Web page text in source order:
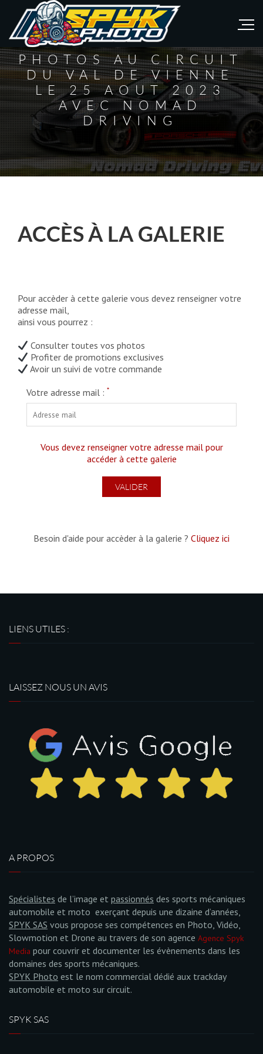
PHOTOS AU CIRCUIT
DU VAL DE VIENNE
LE 25 AOUT 2023
AVEC NOMAD
DRIVING
ACCÈS À LA GALERIE
Pour accèder à cette galerie vous devez renseigner votre
adresse mail,
ainsi vous pourrez :
Consulter toutes vos photos
Profiter de promotions exclusives
Avoir un suivi de votre commande
Votre adresse mail : *
Vous devez renseigner votre adresse mail pour
accéder à cette galerie
Besoin d'aide pour accèder à la galerie ? Cliquez ici
LIENS UTILES :
LAISSEZ NOUS UN AVIS
A PROPOS
Spécialistes de l’image et passionnés des sports mécaniques
automobile et moto exerçant depuis une dizaine d’années,
SPYK SAS vous propose ses compétences en Photo, Vidéo,
Slowmotion et Drone au travers de son agence Agence Spyk
Media pour couvrir et documenter les évènements dans les
domaines des sports mécaniques.
SPYK Photo est le nom commercial dédié aux trackday
automobile et moto sur circuit.
SPYK SAS